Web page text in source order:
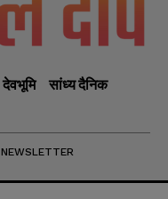
देवभूमि
सांध्य दैनिक
NEWSLETTER